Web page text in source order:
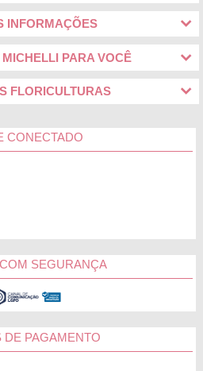
INFORMAÇÕES
PARA VOCÊ
FLORICULTURAS
CONECTADO
SEGURANÇA
DE PAGAMENTO